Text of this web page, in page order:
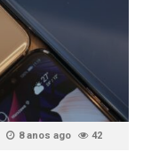
8 anos ago 42